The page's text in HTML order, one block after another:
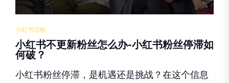
小红书活粉
小红书不更新粉丝怎么办-小红书粉丝停滞如
何破？
小红书粉丝停滞，是机遇还是挑战？在这个信息